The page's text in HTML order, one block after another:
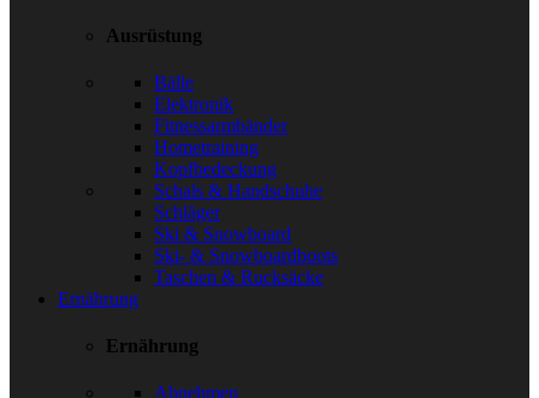
Ausrüstung
Bälle
Elektronik
Fitnessarmbänder
Hometraining
Kopfbedeckung
Schals & Handschuhe
Schläger
Ski & Snowboard
Ski- & Snowboardboots
Taschen & Rucksäcke
Ernährung
Ernährung
Abnehmen